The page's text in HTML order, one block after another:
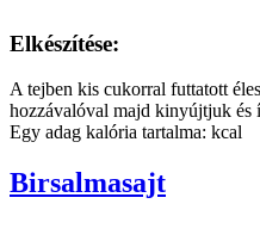
Elkészítése:
A tejben kis cukorral futtatott
hozzávalóval majd kinyújtjuk és
Egy adag kalória tartalma: kcal
Birsalmasajt